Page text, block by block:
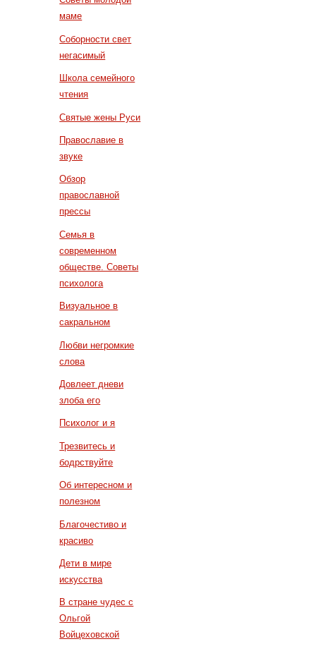
маме
Соборности свет
негасимый
Школа семейного
чтения
Святые жены Руси
Православие в
звуке
Обзор
православной
прессы
Семья в
современном
обществе. Советы
психолога
Визуальное в
сакральном
Любви негромкие
слова
Довлеет дневи
злоба его
Психолог и я
Трезвитесь и
бодрствуйте
Об интересном и
полезном
Благочестиво и
красиво
Дети в мире
искусства
В стране чудес с
Ольгой
Войцеховской